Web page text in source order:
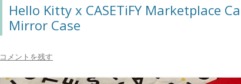
Hello Kitty x CASETiFY Marketplace
Mirror Case
コメントを残す